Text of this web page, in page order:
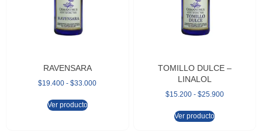
RAVENSARA
$19.400 - $33.000
Ver producto
TOMILLO DULCE –
LINALOL
$15.200 - $25.900
Ver producto